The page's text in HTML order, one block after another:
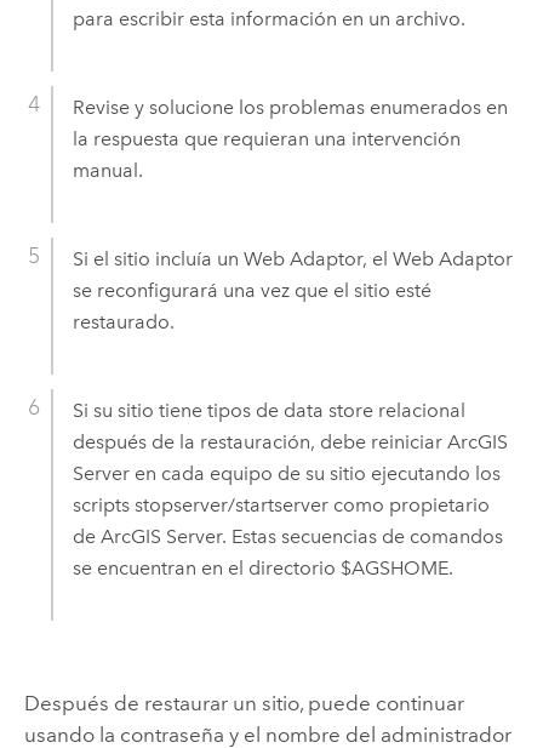
para escribir esta información en un archivo.
Revise y solucione los problemas enumerados en
la respuesta que requieran una intervención
manual.
Si el sitio incluía un Web Adaptor, el Web Adaptor
se reconfigurará una vez que el sitio esté
restaurado.
Si su sitio tiene tipos de data store relacional
después de la restauración, debe reiniciar ArcGIS
Serveren cada equipo de su sitio ejecutando los
scripts stopserver/startserver como propietario
de ArcGIS Server. Estas secuencias de comandos
se encuentran en el directorio $AGSHOME.
Después de restaurar un sitio, puede continuar
usando la contraseña y el nombre del administrador